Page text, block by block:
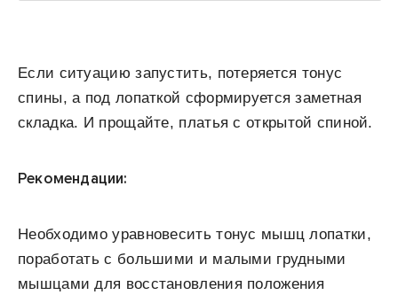
Если ситуацию запустить, потеряется тонус
спины, а под лопаткой сформируется заметная
складка. И прощайте, платья с открытой спиной.
Рекомендации:
Необходимо уравновесить тонус мышц лопатки,
поработать с большими и малыми грудными
мышцами для восстановления положения